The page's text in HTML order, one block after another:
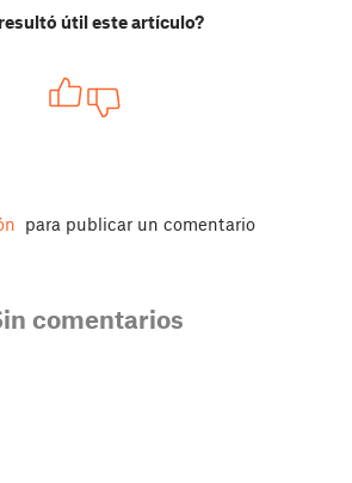
útil este artículo?
para publicar un comentario
comentarios